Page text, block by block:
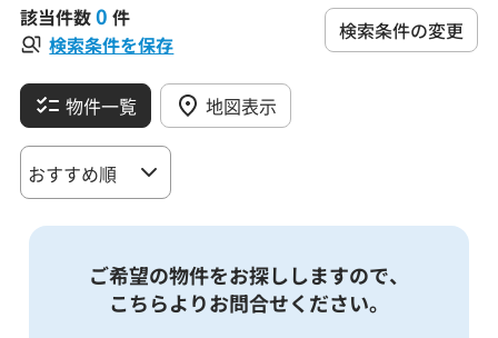
該当件数0 件
検索条件を保存
検索条件の変更
物件一覧 地図表示
ご希望の物件をお探ししますので、
こちらよりお問合せください。